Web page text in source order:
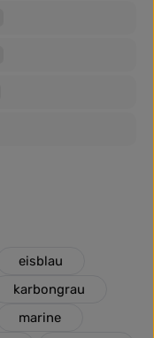
eisblau
karbongrau
marine